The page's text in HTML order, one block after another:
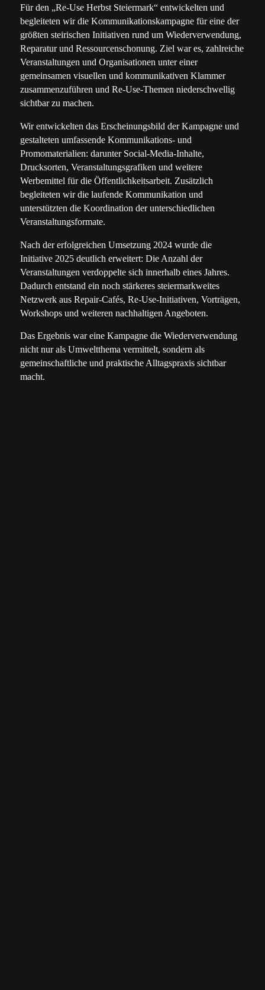
Für den „Re-Use Herbst Steiermark“ entwickelten und
begleiteten wir die Kommunikationskampagne für eine der
größten steirischen Initiativen rund um Wiederverwendung,
Reparatur und Ressourcenschonung. Ziel war es, zahlreiche
Veranstaltungen und Organisationen unter einer
gemeinsamen visuellen und kommunikativen Klammer
zusammenzuführen und Re-Use-Themen niederschwellig
sichtbar zu machen.
Wir entwickelten das Erscheinungsbild der Kampagne und
gestalteten umfassende Kommunikations- und
Promomaterialien: darunter Social-Media-Inhalte,
Drucksorten, Veranstaltungsgrafiken und weitere
Werbemittel für die Öffentlichkeitsarbeit. Zusätzlich
begleiteten wir die laufende Kommunikation und
unterstützten die Koordination der unterschiedlichen
Veranstaltungsformate.
Nach der erfolgreichen Umsetzung 2024 wurde die
Initiative 2025 deutlich erweitert: Die Anzahl der
Veranstaltungen verdoppelte sich innerhalb eines Jahres.
Dadurch entstand ein noch stärkeres steiermarkweites
Netzwerk aus Repair-Cafés, Re-Use-Initiativen, Vorträgen,
Workshops und weiteren nachhaltigen Angeboten.
Das Ergebnis war eine Kampagne die Wiederverwendung
nicht nur als Umweltthema vermittelt, sondern als
gemeinschaftliche und praktische Alltagspraxis sichtbar
macht.